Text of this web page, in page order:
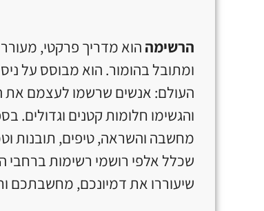
הרשימה הוא מדריך פרקטי,
ומתובל בהומור. הוא מבוסס על
העולם: אנשים שרשמו לעצמם את
והגשימו חלומות קטנים וגדולים.
מחשבה והשראה, טיפים, תובנות
שכלל אלפי רושמי רשימות ברחבי
שיעוררו את דמיונכם, מחשבתכם